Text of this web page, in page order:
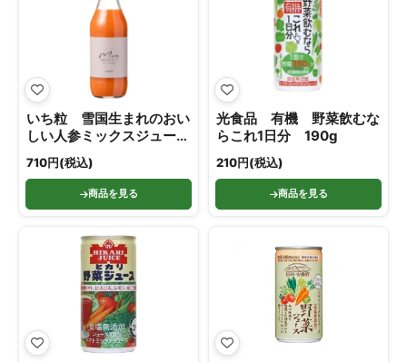
いち粒 雪国生まれのおい
しい人参ミックスジュー
ス 500ml
710円(税込)
商品を見る
光食品 有機 野菜飲むな
らこれ1日分 190g
210円(税込)
商品を見る